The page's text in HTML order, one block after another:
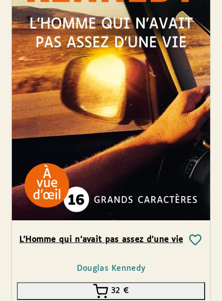
L’Homme qui n’avait pas assez d’une vie
Douglas Kennedy
32 €